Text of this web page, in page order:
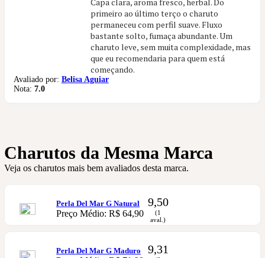
primeiro ao último terço o charuto
permaneceu com perfil suave. Fluxo
bastante solto, fumaça abundante. Um
charuto leve, sem muita complexidade, mas
que eu recomendaria para quem está
começando.
Avaliado por: Belisa Aguiar
Nota: 7.0
Charutos da Mesma Marca
Veja os charutos mais bem avaliados desta marca.
Perla Del Mar G Natural
Preço Médio: R$ 64,90
9,50
(1
aval.)
Perla Del Mar G Maduro 9,31